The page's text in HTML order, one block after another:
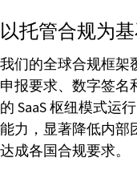
以托管合规为
我们的全球合规框架
申报要求、数字签名
的 SaaS 枢纽模式运
能力，显著降低内部
达成各国合规要求。